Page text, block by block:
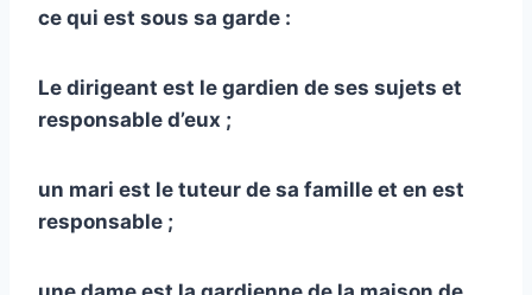
ce qui est sous sa garde :
Le dirigeant est le gardien de ses sujets et
responsable d’eux ;
un mari est le tuteur de sa famille et en est
responsable ;